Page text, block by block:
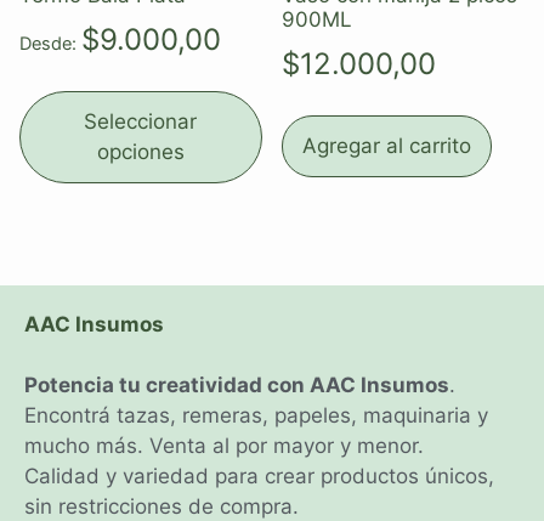
Desde: $9.000,00
Seleccionar
opciones
900ML
$12.000,00
Agregar al carrito
AAC Insumos
Potencia tu creatividad con AAC Insumos.
Encontrá tazas, remeras, papeles, maquinaria y
mucho más. Venta al por mayor y menor.
Calidad y variedad para crear productos únicos,
sin restricciones de compra.